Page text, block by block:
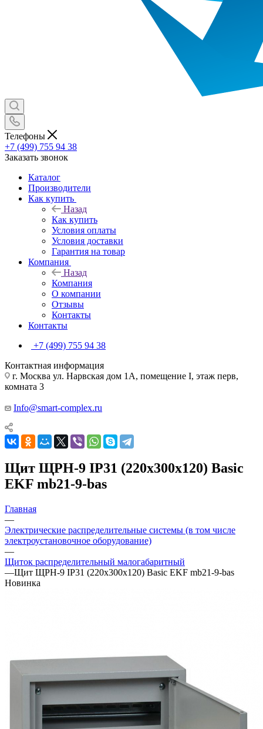
Телефоны
+7 (499) 755 94 38
Заказать звонок
Каталог
Производители
Как купить
Назад
Как купить
Условия оплаты
Условия доставки
Гарантия на товар
Компания
Назад
Компания
О компании
Отзывы
Контакты
Контакты
+7 (499) 755 94 38
Контактная информация
г. Москва ул. Нарвская дом 1А, помещение I, этаж перв,
комната 3
Info@smart-complex.ru
Щит ЩРН-9 IP31 (220х300х120) Basic
EKF mb21-9-bas
Главная
—
Электрические распределительные системы (в том числе
электроустановочное оборудование)
—
Щиток распределительный малогабаритный
—Щит ЩРН-9 IP31 (220х300х120) Basic EKF mb21-9-bas
Новинка